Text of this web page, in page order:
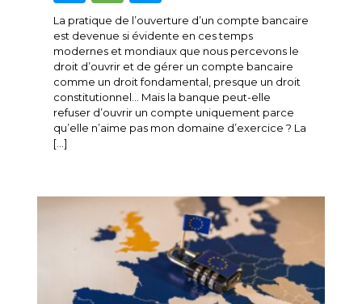
La pratique de l’ouverture d’un compte bancaire
est devenue si évidente en ces temps
modernes et mondiaux que nous percevons le
droit d’ouvrir et de gérer un compte bancaire
comme un droit fondamental, presque un droit
constitutionnel… Mais la banque peut-elle
refuser d’ouvrir un compte uniquement parce
qu’elle n’aime pas mon domaine d’exercice ? La
[…]